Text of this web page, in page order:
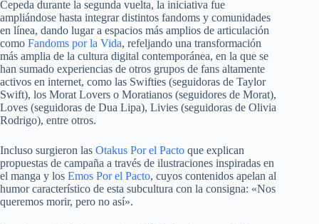
Cepeda durante la segunda vuelta, la iniciativa fue
ampliándose hasta integrar distintos fandoms y comunidades
en línea, dando lugar a espacios más amplios de articulación
como Fandoms por la Vida, refeljando una transformación
más amplia de la cultura digital contemporánea, en la que se
han sumado experiencias de otros grupos de fans altamente
activos en internet, como las Swifties (seguidoras de Taylor
Swift), los Morat Lovers o Moratianos (seguidores de Morat),
Loves (seguidoras de Dua Lipa), Livies (seguidoras de Olivia
Rodrigo), entre otros.
Incluso surgieron las Otakus Por el Pacto que explican
propuestas de campaña a través de ilustraciones inspiradas en
el manga y los Emos Por el Pacto, cuyos contenidos apelan al
humor característico de esta subcultura con la consigna: «Nos
queremos morir, pero no así».